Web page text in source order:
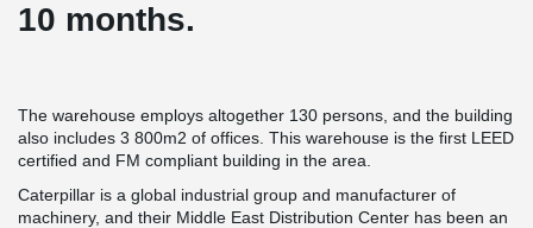
10 months.
The warehouse employs altogether 130 persons, and the building
also includes 3 800m2 of offices. This warehouse is the first LEED
certified and FM compliant building in the area.
Caterpillar is a global industrial group and manufacturer of
machinery, and their Middle East Distribution Center has been an